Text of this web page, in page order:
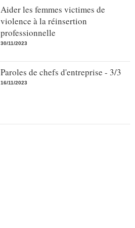
Aider les femmes victimes de
violence à la réinsertion
professionnelle
30/11/2023
Paroles de chefs d'entreprise - 3/3
16/11/2023